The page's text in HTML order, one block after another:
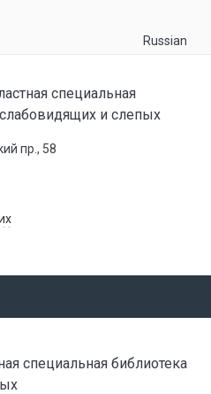
Russian
специальная
и слепых
пр., 58
специальная библиотека